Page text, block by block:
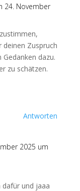
24. November
deinen Zuspruch
dazu.
zu schätzen.
Antworten
2025 um
dafür und jaaa